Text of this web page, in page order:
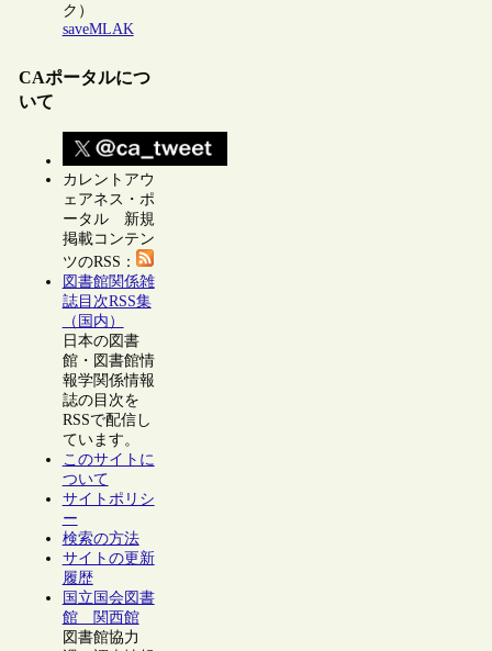
ク）
saveMLAK
CAポータルにつ
いて
カレントアウ
ェアネス・ポ
ータル 新規
掲載コンテン
ツのRSS：
図書館関係雑
誌目次RSS集
（国内）
日本の図書
館・図書館情
報学関係情報
誌の目次を
RSSで配信し
ています。
このサイトに
ついて
サイトポリシ
ー
検索の方法
サイトの更新
履歴
国立国会図書
館 関西館
図書館協力